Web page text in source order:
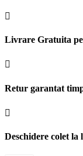

Livrare Gratuita

Retur garantat

Deschidere colet la